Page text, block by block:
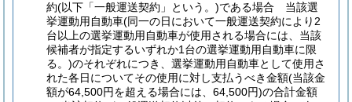
約(以下「一般運送契約」という。)である場合 当該選
挙運動用自動車(同一の日において一般運送契約により2
台以上の選挙運動用自動車が使用される場合には、当該
候補者が指定するいずれか1台の選挙運動用自動車に限
る。)のそれぞれにつき、選挙運動用自動車として使用さ
れた各日についてその使用に対し支払うべき金額(当該金
額が64,500円を超える場合には、64,500円)の合計金額